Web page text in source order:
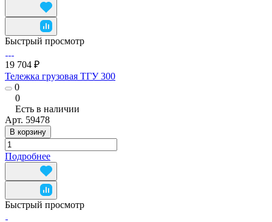
Быстрый просмотр
19 704 ₽
Тележка грузовая ТГУ 300
0
0
Есть в наличии
Арт. 59478
В корзину
Подробнее
Быстрый просмотр